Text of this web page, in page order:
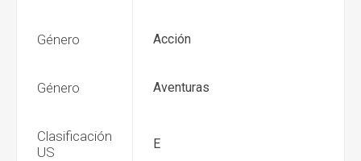
Género Acción
Género Aventuras
Clasificación
US
E